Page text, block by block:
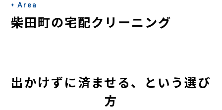
宅
配
ー
ニ
Area
柴田町の宅配クリーニング
出かけずに済ませる、という選び
方